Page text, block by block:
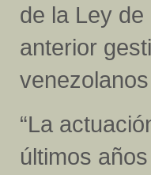
de la Ley
anterior
“La
últimos